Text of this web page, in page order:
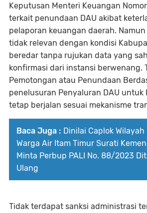
Keputusan Menteri Keuangan
terkait penundaan DAU akibat
pelaporan keuangan daerah.
tidak relevan dengan kondisi
beredar tanpa rujukan data yang
konfirmasi dari instansi berwenang.
Pemotongan atau Penundaan
penelusuran Penyaluran DAU untuk
tetap berjalan sesuai mekanisme
Baca Juga : ‎Dinilai Caplok Wilayah
Warga Air Itam Timur Surati
Minta Perbup PALI No. 88/2023
Ulang ‎
Tidak terdapat sanksi administrasi